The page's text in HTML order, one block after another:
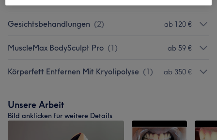
Gesichtsbehandlungen (2) ab 120 €
MuscleMax BodySculpt Pro (1) ab 59 €
Körperfett Entfernen Mit Kryolipolyse (1) ab 350 €
Unsere Arbeit
Bild anklicken für weitere Details